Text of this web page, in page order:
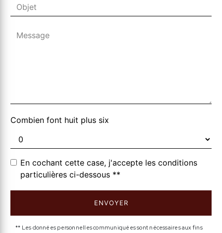
Combien font huit plus six
En cochant cette case, j'accepte les conditions
particulières ci-dessous **
ENVOYER
** Les données personnelles communiquées sont nécessaires aux fins